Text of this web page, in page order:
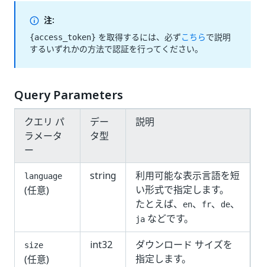
注:
{access_token} を取得するには、必ずこちらで説明
するいずれかの方法で認証を行ってください。
Query Parameters
クエリ パ
ラメータ
ー
デー
タ型
説明
language
(任意)
string
利用可能な表示言語を短
い形式で指定します。
たとえば、
en、 fr、 de、
ja などです。
size
(任意)
int32
ダウンロード サイズを
指定します。